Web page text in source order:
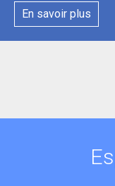
En savoir plus